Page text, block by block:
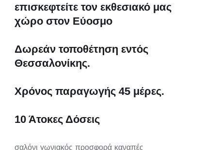
επισκεφτείτε τον εκθεσιακό μας
χώρο στον Εύοσμο
Δωρεάν τοποθέτηση εντός
Θεσσαλονίκης.
Χρόνος παραγωγής 45 μέρες.
10 Άτοκες Δόσεις
σαλόνι γωνιακός προσφορά καναπές